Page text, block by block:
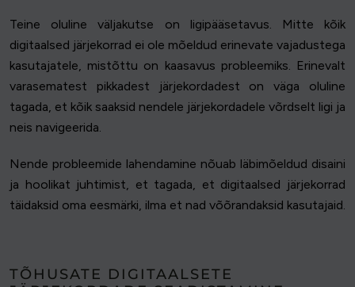
Teine oluline väljakutse on ligipääsetavus. Mitte kõik
digitaalsed järjekorrad ei ole mõeldud erinevate vajadustega
kasutajatele, mistõttu on kaasavus probleemiks. Erinevalt
varasematest pikkadest järjekordadest on väga oluline
tagada, et kõik saaksid nendele järjekordadele võrdselt ligi ja
neis navigeerida.
Nende probleemide lahendamine nõuab läbimõeldud disaini
ja hoolikat juhtimist, et tagada, et digitaalsed järjekorrad
täidaksid oma eesmärki, ilma et nad võõrandaksid kasutajaid.
TÕHUSATE DIGITAALSETE